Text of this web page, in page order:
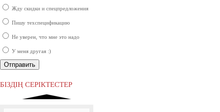
Жду скидки и спецпредложения
Пишу техспецификацию
Не уверен, что мне это надо
У меня другая :)
БІЗДІҢ СЕРІКТЕСТЕР
Ресей нарығында бірінші орында